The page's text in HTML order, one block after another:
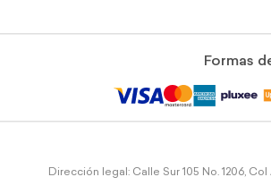
Formas
Dirección legal: Calle Sur 105 No. 1206,